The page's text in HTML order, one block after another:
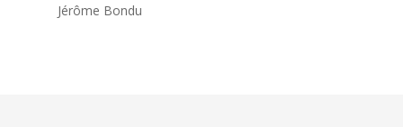
Jérôme Bondu